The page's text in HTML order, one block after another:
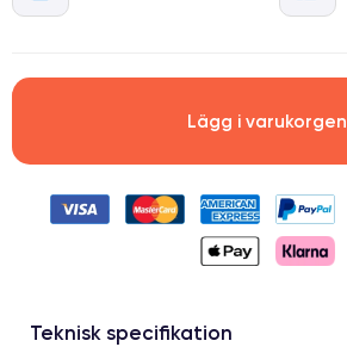
Lägg i varukorgen
Teknisk specifikation